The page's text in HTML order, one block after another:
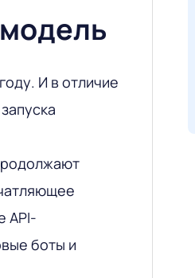
И в отличие
API-
боты и